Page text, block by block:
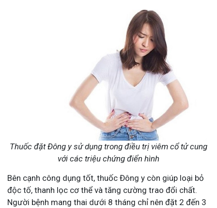
Thuốc đặt Đông y sử dụng trong điều trị viêm cổ tử cung
với các triệu chứng điển hình
Bên cạnh công dụng tốt, thuốc Đông y còn giúp loại bỏ
độc tố, thanh lọc cơ thể và tăng cường trao đổi chất.
Người bệnh mang thai dưới 8 tháng chỉ nên đặt 2 đến 3